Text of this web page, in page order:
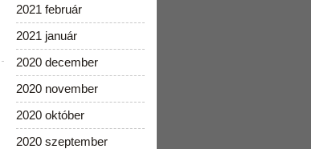
2021 február
2021 január
2020 december
2020 november
2020 október
2020 szeptember